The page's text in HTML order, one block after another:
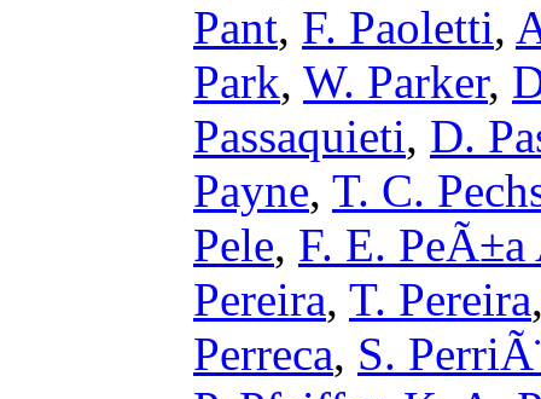
Pant, F. Paoletti,
Park, W. Parker,
Passaquieti, D.
Payne, T. C.
Pele, F. E.
Pereira, T. Pereira
Perreca, S.